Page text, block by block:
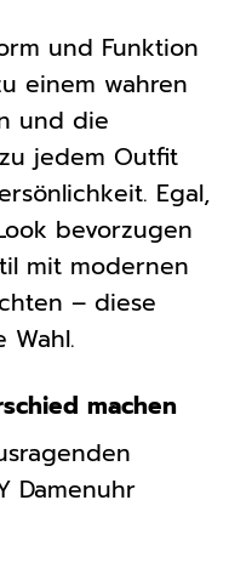
und Funktion
einem wahren
und die
jedem Outfit
Egal,
bevorzugen
mit modernen
– diese
Wahl.
machen
Damenuhr